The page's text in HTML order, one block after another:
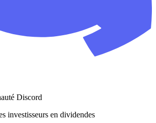
Discord
investisseurs en dividendes